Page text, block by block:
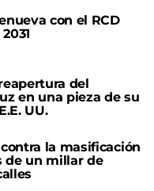
con el RCD
del
en una pieza de su
UU.
la masificación
de un millar de